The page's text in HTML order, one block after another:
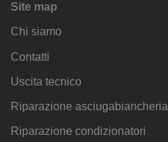
Site map
Chi siamo
Contatti
Uscita tecnico
Riparazione asciugabiancheria
Riparazione condizionatori